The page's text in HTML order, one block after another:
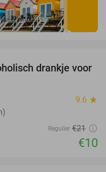
52%
drankje voor
9.6 star
Regulier €21
€10